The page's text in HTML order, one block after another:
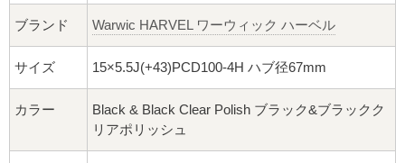
ホイールナット
ブランド Warwic HARVEL ワーウィック ハーベル
サイズ 15×5.5J(+43)PCD100-4H ハブ径67mm
カラー
Black & Black Clear Polish ブラック&ブラックク
リアポリッシュ